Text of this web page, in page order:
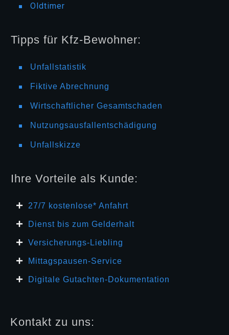
Oldtimer
Tipps für Kfz-Bewohner:
Unfallstatistik
Fiktive Abrechnung
Wirtschaftlicher Gesamtschaden
Nutzungsausfallentschädigung
Unfallskizze
Ihre Vorteile als Kunde:
27/7 kosten lose* Anfahrt
Dienst bis zum Gelderhalt
Versicherungs-Liebling
Mittagspausen-Service
Digitale Gutachten-Dokumentation
Kontakt zu uns: